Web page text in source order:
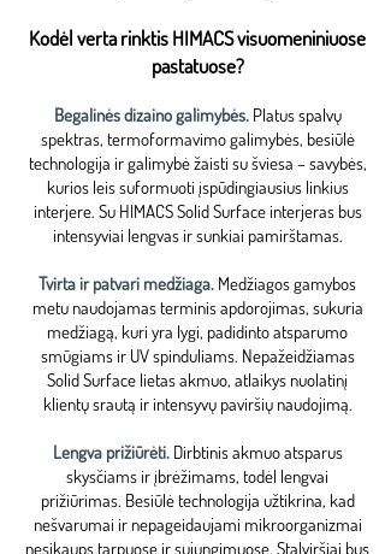
Kodėl verta rinktis HIMACS visuomeniniuose
pastatuose?
Begalinės dizaino galimybės. Platus spalvų
spektras, termoformavimo galimybės, besiūlė
technologija ir galimybė žaisti su šviesa – savybės,
kurios leis suformuoti įspūdingiausius linkius
interjere. Su HIMACS Solid Surface interjeras bus
intensyviai lengvas ir sunkiai pamirštamas.
Tvirta ir patvari medžiaga. Medžiagos gamybos
metu naudojamas terminis apdorojimas, sukuria
medžiagą, kuri yra lygi, padidinto atsparumo
smūgiams ir UV spinduliams. Nepažeidžiamas
Solid Surface lietas akmuo, atlaikys nuolatinį
klientų srautą ir intensyvų paviršių naudojimą.
Lengva prižiūrėti. Dirbtinis akmuo atsparus
skysčiams ir įbrėžimams, todėl lengvai
prižiūrimas. Besiūlė technologija užtikrina, kad
nešvarumai ir nepageidaujami mikroorganizmai
nesikaups tarpuose ir sujungimuose. Stalviršiai bus